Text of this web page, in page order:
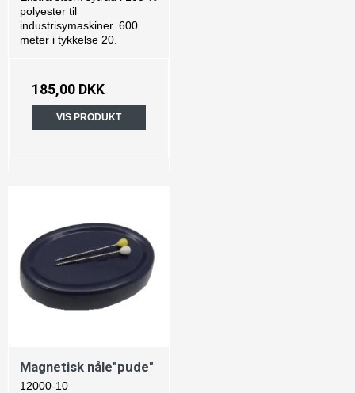
polyester til
industrisymaskiner. 600
meter i tykkelse 20.
185,00 DKK
VIS PRODUKT
Magnetisk nåle"pude"
12000-10